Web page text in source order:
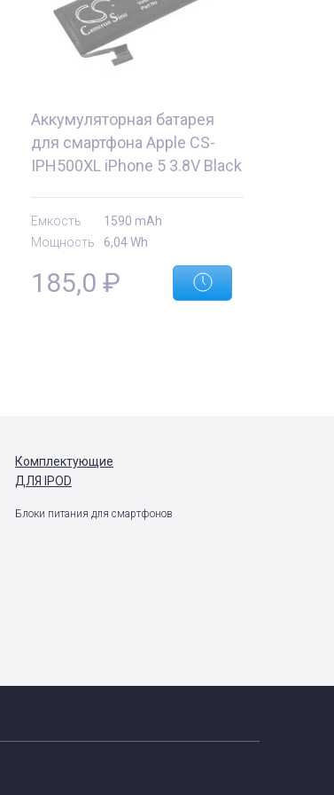
Аккумуляторная батарея
для смартфона Apple CS-
IPH500XL iPhone 5 3.8V Black
Емкость
1590 mAh
Мощность
6,04 Wh
185,0 ₽
Комплектующие
ДЛЯ IPOD
Блоки питания для смартфонов